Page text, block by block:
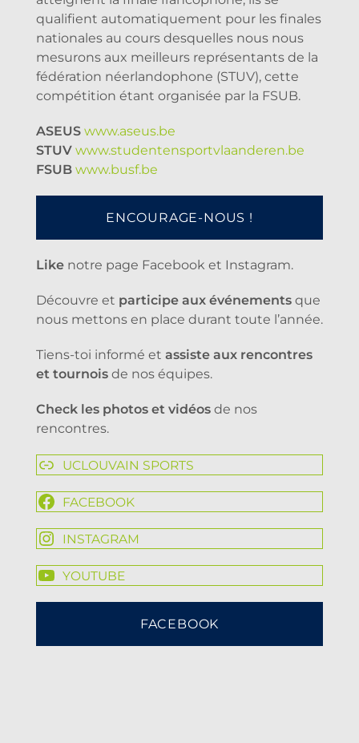
qualifient automatiquement pour les finales
nationales au cours desquelles nous nous
mesurons aux meilleurs représentants de la
fédération néerlandophone (STUV), cette
compétition étant organisée par la FSUB.
ASEUS www.aseus.be
STUV www.studentensportvlaanderen.be
FSUB www.busf.be
ENCOURAGE-NOUS !
Like notre page Facebook et Instagram.
Découvre et participe aux événements que
nous mettons en place durant toute l’année.
Tiens-toi informé et assiste aux rencontres
et tournois de nos équipes.
Check les photos et vidéos de nos
rencontres.
UCLOUVAIN SPORTS
FACEBOOK
INSTAGRAM
YOUTUBE
FACEBOOK